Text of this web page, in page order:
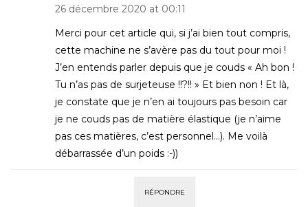
26 décembre 2020 at 00:11
Merci pour cet article qui, si j’ai bien tout compris,
cette machine ne s’avère pas du tout pour moi !
J’en entends parler depuis que je couds « Ah bon !
Tu n’as pas de surjeteuse !!?!! » Et bien non ! Et là,
je constate que je n’en ai toujours pas besoin car
je ne couds pas de matière élastique (je n’aime
pas ces matières, c’est personnel…). Me voilà
débarrassée d’un poids :-))
RÉPONDRE